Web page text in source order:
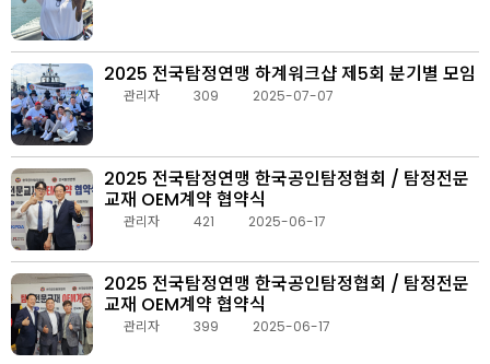
2025 전국탐정연맹 하계워크샵 제5회 분기별 모임
관리자 309 2025-07-07
2025 전국탐정연맹 한국공인탐정협회 / 탐정전문
교재 OEM계약 협약식
관리자 421 2025-06-17
2025 전국탐정연맹 한국공인탐정협회 / 탐정전문
교재 OEM계약 협약식
관리자 399 2025-06-17